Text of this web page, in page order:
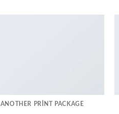
ANOTHER PRINT PACKAGE